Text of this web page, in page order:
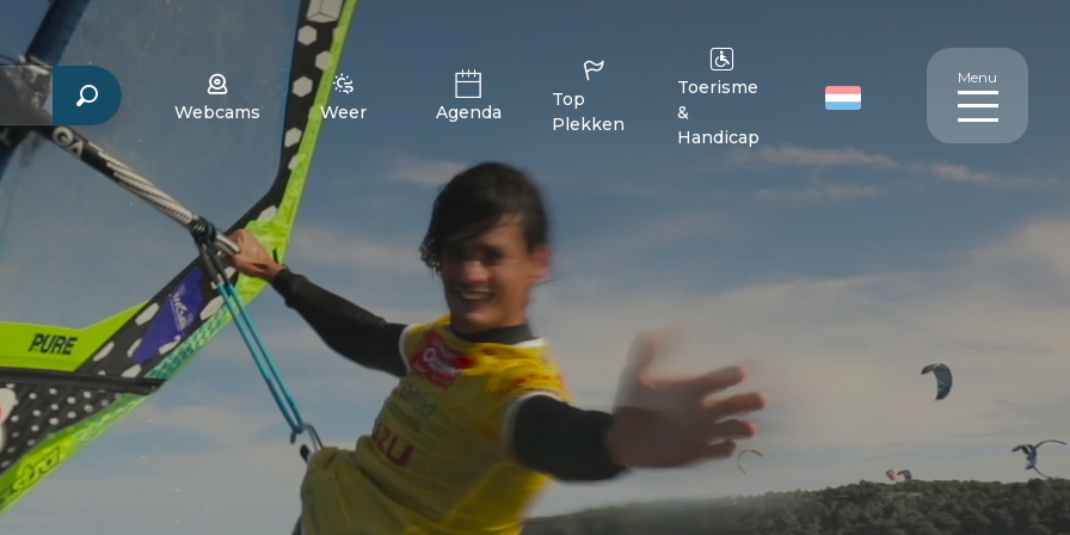
Webcams Weer Agenda
Top
Plekken
Toerisme
&
Handicap
Menu